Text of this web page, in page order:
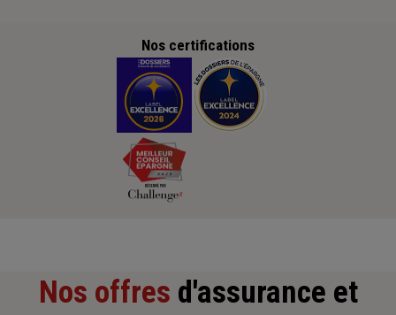
Nos certifications
Nos offres d'assurance et